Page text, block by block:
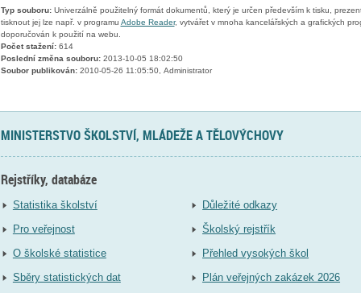
Typ souboru:Univerzálně použitelný formát dokumentů, který je určen především k tisku,
tisknout jej lze např. v programu Adobe Reader, vytvářet v mnoha kancelářských a grafických
doporučován k použití na webu.
Počet stažení:614
Poslední změna souboru:2013-10-05 18:02:50
Soubor publikován:2010-05-26 11:05:50, Administrator
MINISTERSTVO ŠKOLSTVÍ, MLÁDEŽE A TĚLOVÝCHOVY
Rejstříky, databáze
Statistika školství
Pro veřejnost
O školské statistice
Sběry statistických dat
Důležité odkazy
Školský rejstřík
Přehled vysokých škol
Plán veřejných zakázek 2026